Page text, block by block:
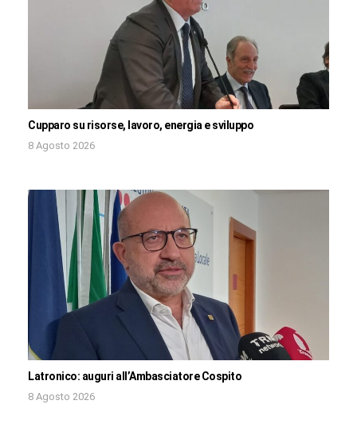
Cupparo su risorse, lavoro, energia e sviluppo
8 Agosto 2026
Latronico: auguri all’Ambasciatore Cospito
8 Agosto 2026